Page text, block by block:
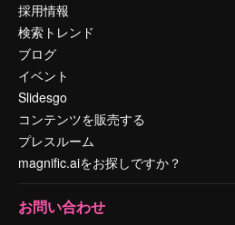
採用情報
検索トレンド
ブログ
イベント
Slidesgo
コンテンツを販売する
プレスルーム
magnific.aiをお探しですか？
お問い合わせ